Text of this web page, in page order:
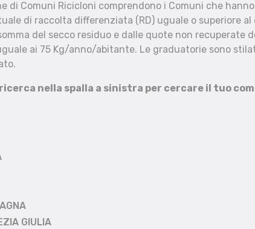
di Comuni Ricicloni comprendono i Comuni che
di raccolta differenziata (RD) uguale o superiore
del secco residuo e dalle quote non
ai 75 Kg/anno/abitante. Le graduatorie sono
nella spalla a sinistra per cercare il tuo
GIULIA